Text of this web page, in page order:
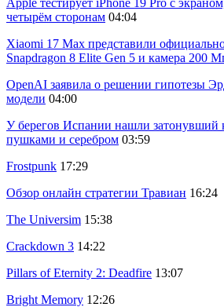
четырём сторонам 04:04
Xiaomi 17 Max представили
Snapdragon 8 Elite Gen 5 и камера 200
OpenAI заявила о решении гипотезы
модели 04:00
У берегов Испании нашли затонувший
пушками и серебром 03:59
Frostpunk 17:29
Обзор онлайн стратегии Травиан 16:24
The Universim 15:38
Crackdown 3 14:22
Pillars of Eternity 2: Deadfire 13:07
Bright Memory 12:26